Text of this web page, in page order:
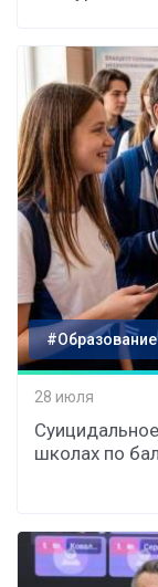
#Образование
28 июля
школах по